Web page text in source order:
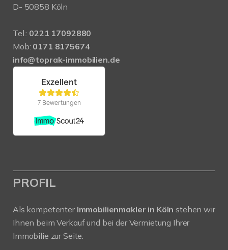
D- 50858 Köln
Tel.: 0221 17092880
Mob: 0171 8175674
info@toprak-immobilien.de
PROFIL
Als kompetenter Immobilienmakler in Köln stehen wir
Ihnen beim Verkauf und bei der Vermietung Ihrer
Immobilie zur Seite.